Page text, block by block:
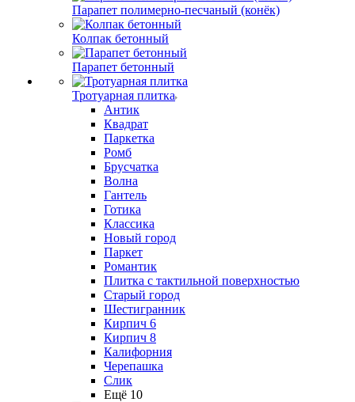
Парапет полимерно-песчаный (конёк)
Колпак бетонный
Парапет бетонный
Тротуарная плитка
Антик
Квадрат
Паркетка
Ромб
Брусчатка
Волна
Гантель
Готика
Классика
Новый город
Паркет
Романтик
Плитка с тактильной поверхностью
Старый город
Шестигранник
Кирпич 6
Кирпич 8
Калифорния
Черепашка
Слик
Ещё 10